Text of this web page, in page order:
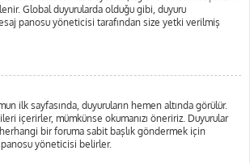
Global duyurularda olduğu gibi, duyuru
panosu yöneticisi tarafından size yetki verilmiş
ilk sayfasında, duyuruların hemen altında görülür.
içerirler, mümkünse okumanızı öneririz. Duyurular
bir foruma sabit başlık göndermek için
yöneticisi belirler.